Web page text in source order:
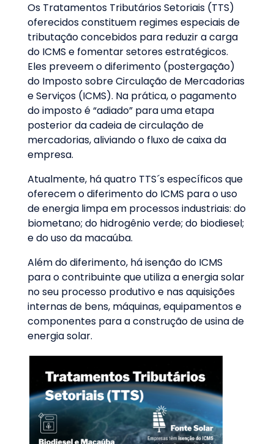
Os Tratamentos Tributários Setoriais (TTS)
oferecidos constituem regimes especiais de
tributação concebidos para reduzir a carga
do ICMS e fomentar setores estratégicos.
Eles preveem o diferimento (postergação)
do Imposto sobre Circulação de Mercadorias
e Serviços (ICMS). Na prática, o pagamento
do imposto é “adiado” para uma etapa
posterior da cadeia de circulação de
mercadorias, aliviando o fluxo de caixa da
empresa.
Atualmente, há quatro TTS´s específicos que
oferecem o diferimento do ICMS para o uso
de energia limpa em processos industriais: do
biometano; do hidrogênio verde; do biodiesel;
e do uso da macaúba.
Além do diferimento, há isenção do ICMS
para o contribuinte que utiliza a energia solar
no seu processo produtivo e nas aquisições
internas de bens, máquinas, equipamentos e
componentes para a construção de usina de
energia solar.